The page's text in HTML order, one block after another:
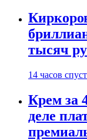
тысяч
14 часов
Крем за
деле